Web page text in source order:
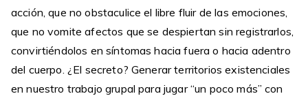
acción, que no obstaculice el libre fluir de las emociones,
que no vomite afectos que se despiertan sin registrarlos,
convirtiéndolos en síntomas hacia fuera o hacia adentro
del cuerpo. ¿El secreto? Generar territorios existenciales
en nuestro trabajo grupal para jugar “un poco más” con